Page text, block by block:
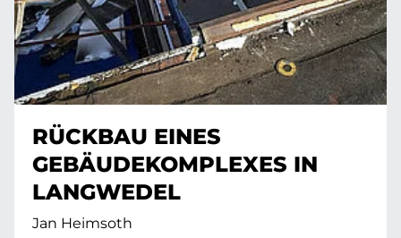
RÜCKBAU EINES
GEBÄUDEKOMPLEXES IN
LANGWEDEL
Jan Heimsoth